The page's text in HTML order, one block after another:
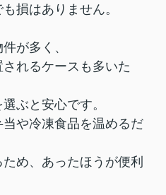
損はありません。
が多く、
れるケースも多いた
ぶと安心です。
や冷凍食品を温めるだ
め、あったほうが便利